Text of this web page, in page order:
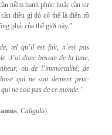
niềm hạnh phúc hoặc cần sự
điều gì đó có thể là điên rồ
phải của thế giới này.”
tel qu’il est fait, n’est pas
J’ai donc besoin de la lune,
ou de l’immortalité, de
qui ne soit dement peut-
qui ne soit pas de ce monde.”
, Caligula).